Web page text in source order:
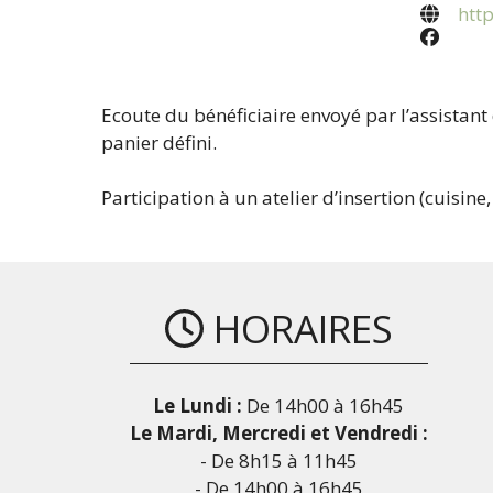
Ecoute du bénéficiaire envoyé par
panier défini.
Participation à un atelier d’insertion
HORAIRES
Le Lundi : De 14h00 à 16h45
Le Mardi, Mercredi et Vendredi :
- De 8h15 à 11h45
- De 14h00 à 16h45